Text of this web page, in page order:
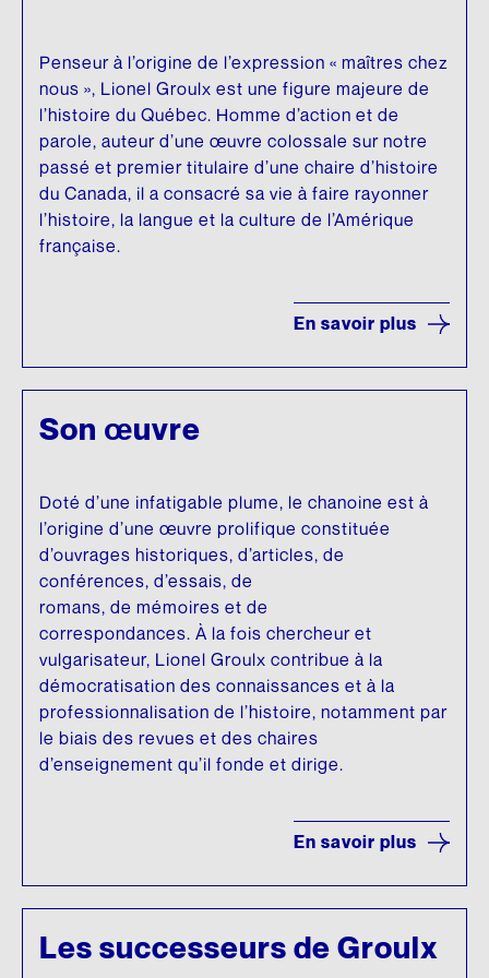
Penseur à l’origine de l’expression « maîtres chez
nous », Lionel Groulx est une figure majeure de
l’histoire du Québec. Homme d’action et de
parole, auteur d’une œuvre colossale sur notre
passé et premier titulaire d’une chaire d’histoire
du Canada, il a consacré sa vie à faire rayonner
l’histoire, la langue et la culture de l’Amérique
française.
En savoir plus
Son œuvre
Doté d’une infatigable plume, le chanoine est à
l’origine d’une œuvre prolifique constituée
d’ouvrages historiques, d’articles, de
conférences, d’essais, de
romans, de mémoires et de
correspondances. À la fois chercheur et
vulgarisateur, Lionel Groulx contribue à la
démocratisation des connaissances et à la
professionnalisation de l’histoire, notamment par
le biais des revues et des chaires
d’enseignement qu’il fonde et dirige.
En savoir plus
Les successeurs de Groulx